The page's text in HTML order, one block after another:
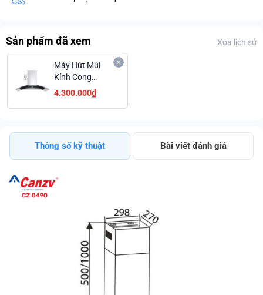
Sản phẩm đã xem Xóa lịch sử
Máy Hút Mùi
Kính Cong
Canzy CZ 0490
Điều Khiển Cảm
4.300.000₫
Thông số kỹ thuật Bài viết đánh giá